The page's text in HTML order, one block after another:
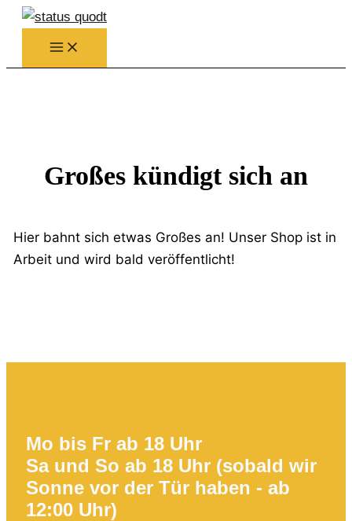
Zum
Inhalt
springen
Großes kündigt sich an
Hier bahnt sich etwas Großes an! Unser Shop ist in
Arbeit und wird bald veröffentlicht!
Mo bis Fr ab 18 Uhr
Sa und So ab 18 Uhr (sobald wir
Sonne vor der Tür haben - ab
12:00 Uhr)